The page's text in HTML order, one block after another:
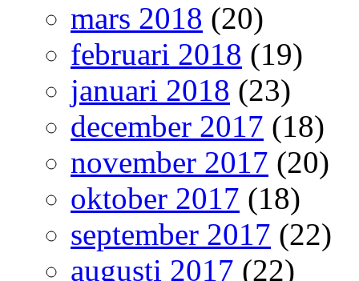
mars 2018 (20)
februari 2018 (19)
januari 2018 (23)
december 2017 (18)
november 2017 (20)
oktober 2017 (18)
september 2017 (22)
augusti 2017 (22)